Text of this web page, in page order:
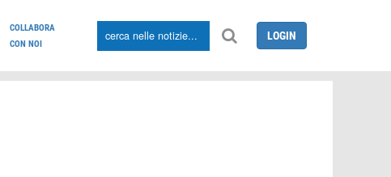
COLLABORA
CON NOI
LOGIN